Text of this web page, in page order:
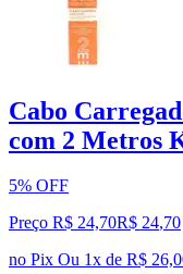
Cabo
com 2 Metros
5% OFF
Preço R$ 24,70R$ 24,70
no Pix Ou 1x de R$